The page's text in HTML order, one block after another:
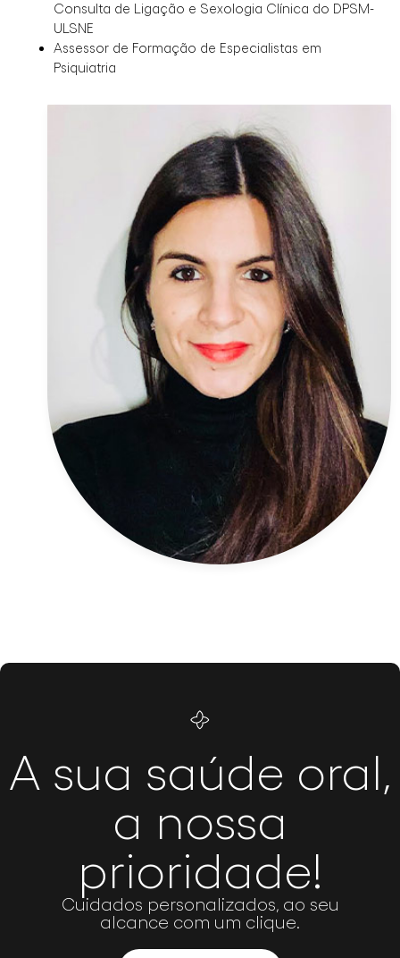
Consulta de Ligação e Sexologia Clínica do DPSM-
ULSNE
Assessor de Formação de Especialistas em
Psiquiatria
A sua saúde oral,
a nossa
prioridade!
Cuidados personalizados, ao seu
alcance com um clique.